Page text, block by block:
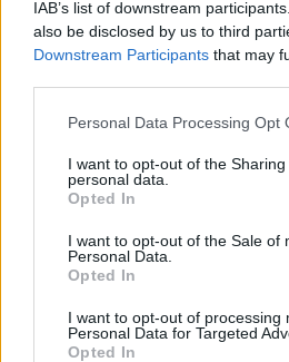
IAB’s list of downstream
also be disclosed by us to third
Downstream Participants that may
Please note that this website/app
not limited to your visit or usage
grant or deny consent to Google
use your data for below specified
consent section.
Personal Data Processing Opt
I want to opt-out of the
personal data.
Opted In
I want to opt-out of the Sale of
Personal Data.
Opted In
I want to opt-out of processing
Personal Data for Targeted
Opted In